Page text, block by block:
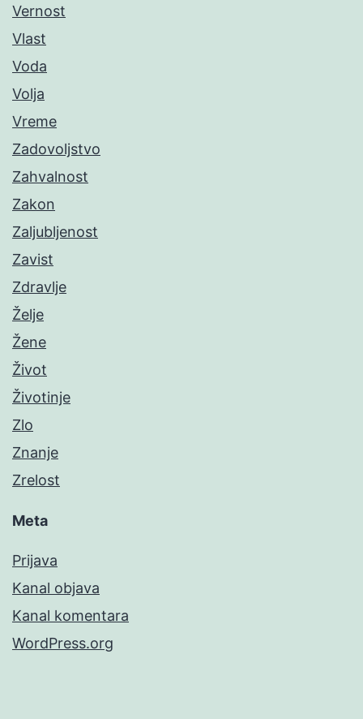
Vernost
Vlast
Voda
Volja
Vreme
Zadovoljstvo
Zahvalnost
Zakon
Zaljubljenost
Zavist
Zdravlje
Želje
Žene
Život
Životinje
Zlo
Znanje
Zrelost
Meta
Prijava
Kanal objava
Kanal komentara
WordPress.org